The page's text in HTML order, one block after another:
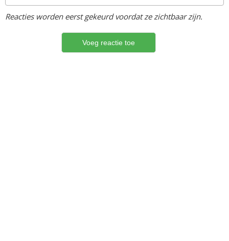
Reacties worden eerst gekeurd voordat ze zichtbaar zijn.